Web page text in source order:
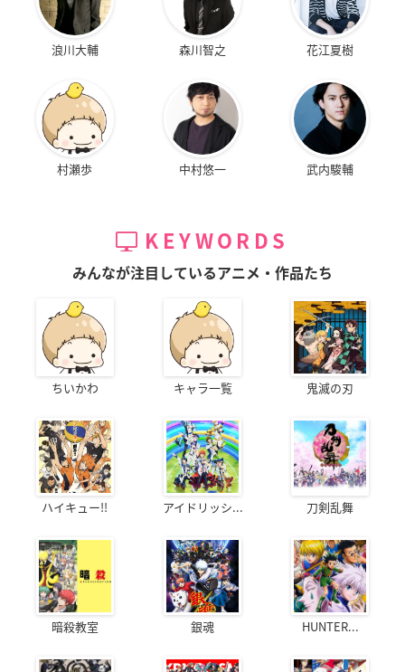
浪川大輔 森川智之 花江夏樹
村瀬歩 中村悠一 武内駿輔
KEYWORDS
みんなが注目しているアニメ・作品たち
ちいかわ キャラ一覧 鬼滅の刃
ハイキュー!! アイドリッシ... 刀剣乱舞
暗殺教室 銀魂 HUNTER...